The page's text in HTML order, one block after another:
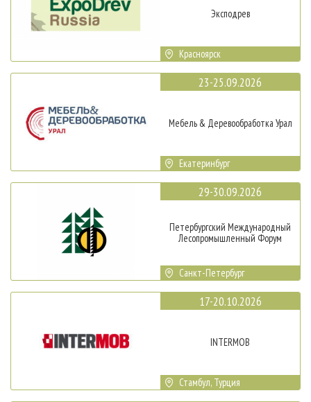
Эксподрев
Красноярск
23-25.09.2026
Мебель & Деревообработка Урал
Екатеринбург
29-30.09.2026
Петербургский Международный
Лесопромышленный Форум
Санкт-Петербург
17-20.10.2026
INTERMOB
Стамбул, Турция